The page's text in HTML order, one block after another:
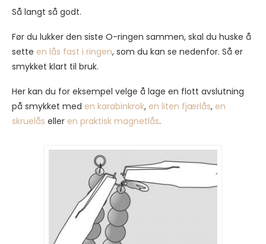
Så langt så godt.
Før du lukker den siste O-ringen sammen, skal du huske å
sette en lås fast i ringen, som du kan se nedenfor. Så er
smykket klart til bruk.
Her kan du for eksempel velge å lage en flott avslutning
på smykket med en karabinkrok, en liten fjærlås, en
skruelås eller en praktisk magnetlås.